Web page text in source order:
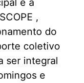
e a
,
do
coletivo
ser integral
e